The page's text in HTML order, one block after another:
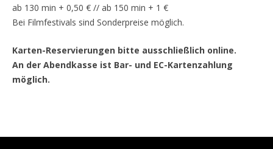
ab 130 min + 0,50 € // ab 150 min + 1 €
Bei Filmfestivals sind Sonderpreise möglich.
Karten-Reservierungen bitte ausschließlich online.
An der Abendkasse ist Bar- und EC-Kartenzahlung
möglich.